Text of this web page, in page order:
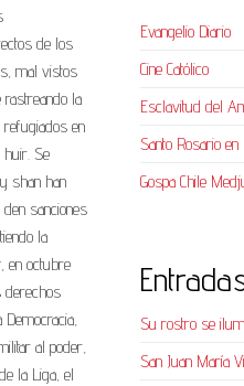
de los
mal vistos
la
en
Se
shan han
sanciones
la
en octubre
derechos
al poder,
la Liga, el
Evangelio Diario
Cine Católico
Esclavitud del
Santo Rosario en
Gospa Chile
Su rostro se
San Juan María